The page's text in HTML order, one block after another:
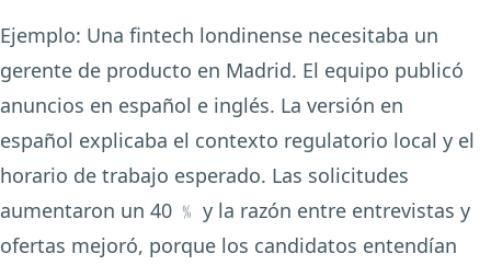
Ejemplo: Una fintech londinense necesitaba un
gerente de producto en Madrid. El equipo publicó
anuncios en español e inglés. La versión en
español explicaba el contexto regulatorio local y el
horario de trabajo esperado. Las solicitudes
aumentaron un 40 ﹪ y la razón entre entrevistas y
ofertas mejoró, porque los candidatos entendían